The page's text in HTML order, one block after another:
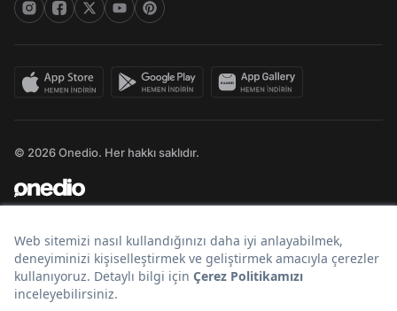
© 2026 Onedio. Her hakkı saklıdır.
Bir markasıdır.